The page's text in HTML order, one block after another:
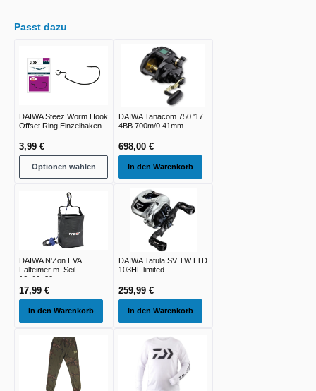
Passt dazu
DAIWA Steez Worm Hook
Offset Ring Einzelhaken
3,99 €
Optionen wählen
DAIWA Tanacom 750 '17
4BB 700m/0.41mm
698,00 €
In den Warenkorb
DAIWA N'Zon EVA
Falteimer m. Seil
16x16x20cm
17,99 €
In den Warenkorb
DAIWA Tatula SV TW LTD
103HL limited
259,99 €
In den Warenkorb